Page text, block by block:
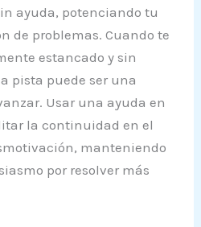
ayuda, potenciando tu
de problemas. Cuando te
estancado y sin
pista puede ser una
Usar una ayuda en
la continuidad en el
manteniendo
por resolver más